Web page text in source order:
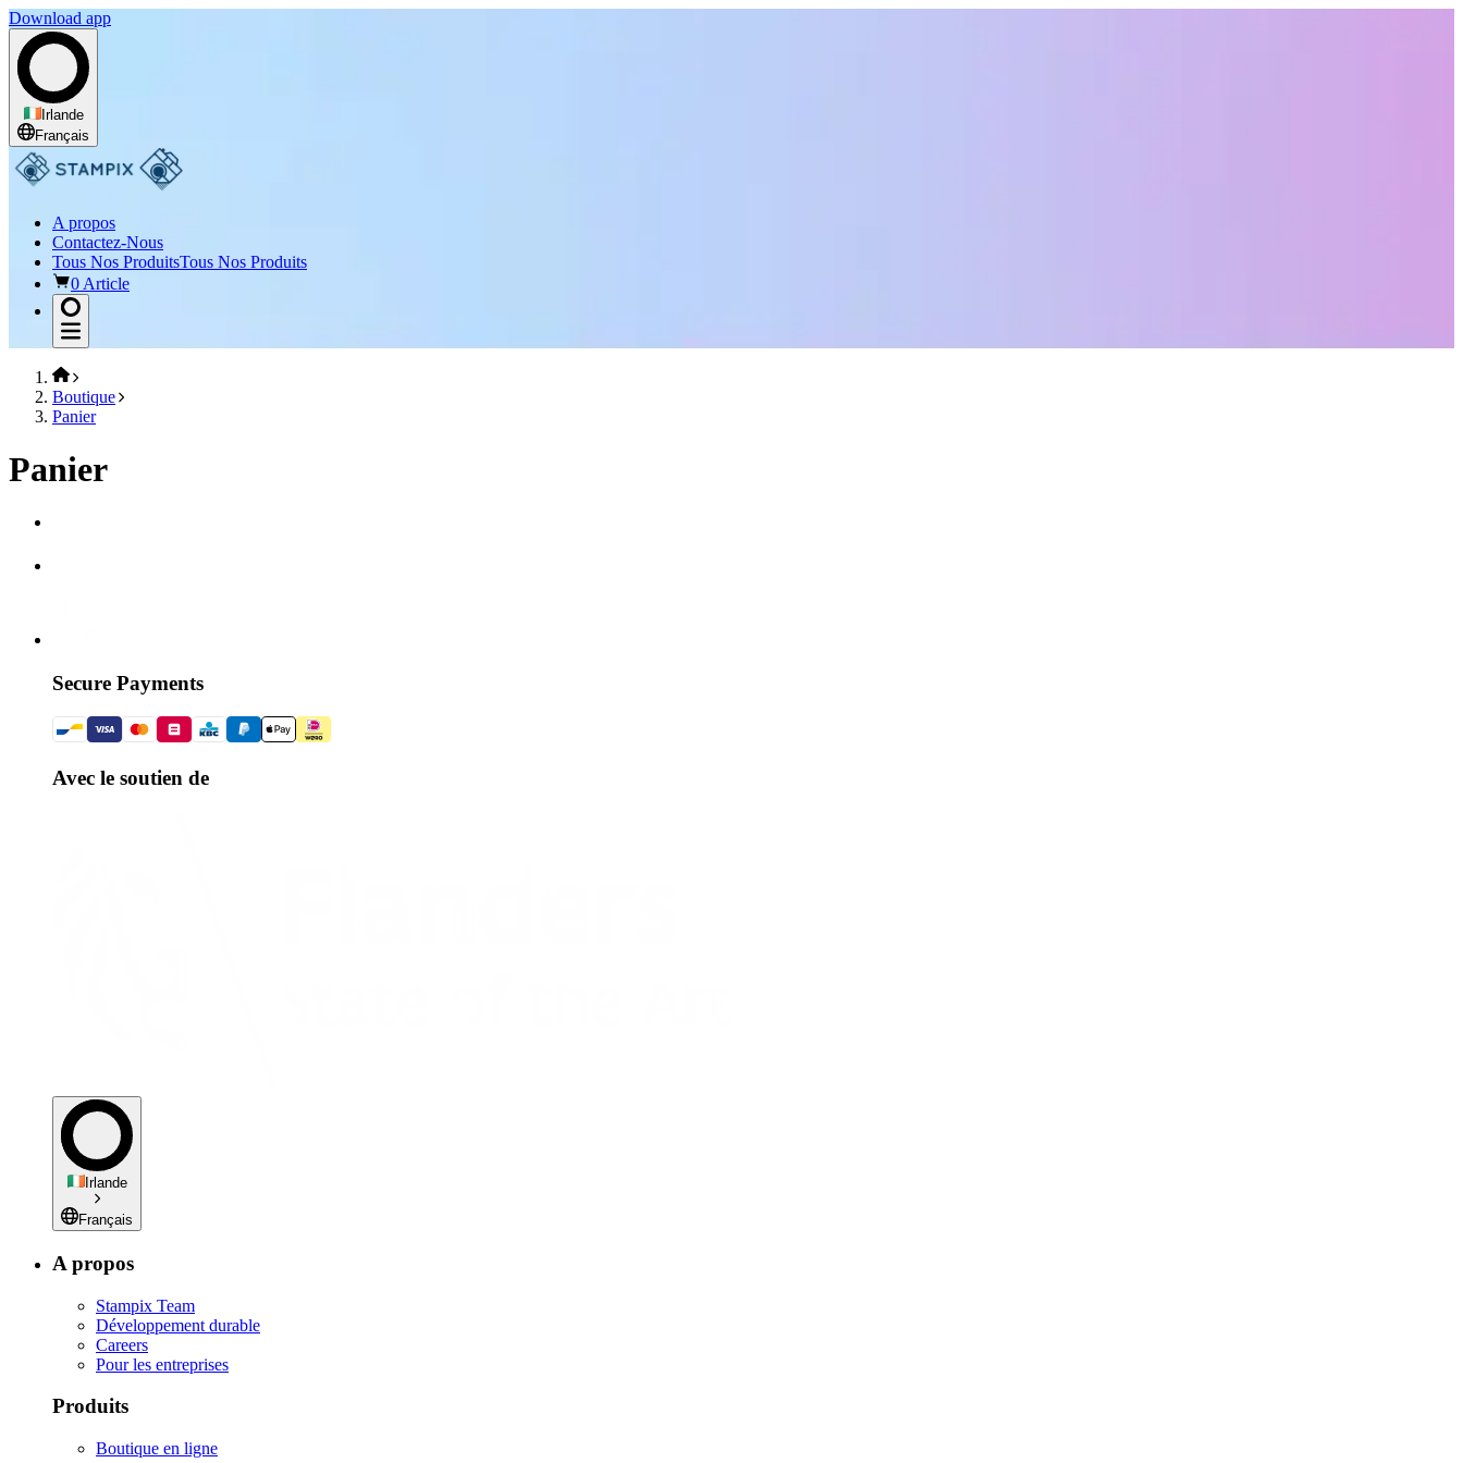
Download app
Irlande
Français
A propos
Contactez-Nous
Tous Nos ProduitsTous Nos Produits
0 Article
Boutique
Panier
Panier
Secure Payments
Avec le soutien de
Irlande
Français
A propos
Stampix Team
Développement durable
Careers
Pour les entreprises
Produits
Boutique en ligne